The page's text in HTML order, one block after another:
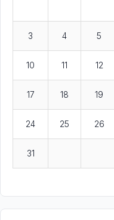
3 4 5
10 11 12
17 18 19
24 25 26
31